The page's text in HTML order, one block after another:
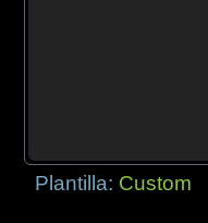
Plantilla: Custom